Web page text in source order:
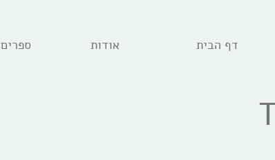
דף הבית אודות ספרים